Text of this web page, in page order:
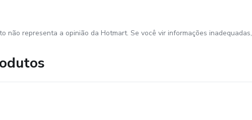
não representa a opinião da Hotmart. Se você vir informações inadequadas,